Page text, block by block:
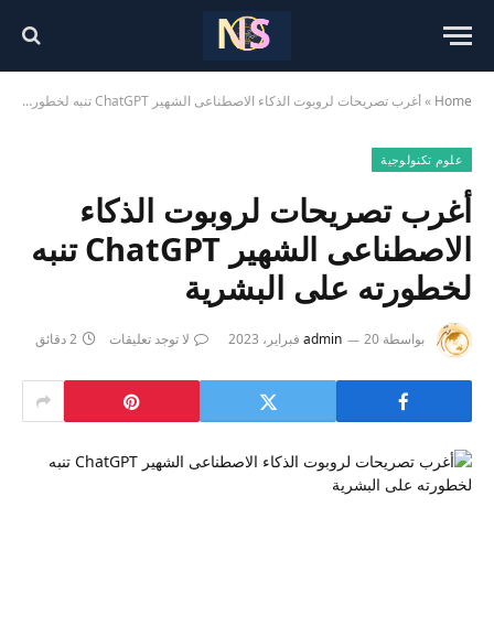
Home
»أغرب تصريحات لروبوت الذكاء الاصطناعى الشهير ChatGPT تنبه لخطورته على البشرية
علوم تكنولوجية
أغرب تصريحات لروبوت الذكاء
الاصطناعى الشهير ChatGPT تنبه
لخطورته على البشرية
بواسطة admin 20 فبراير، 2023 لا توجد تعليقات 2 دقائق